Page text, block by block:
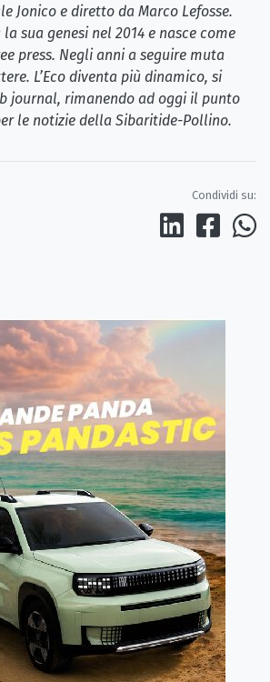
Jonico e diretto da Marco Lefosse.
sua genesi nel 2014 e nasce come
press. Negli anni a seguire muta
L’Eco diventa più dinamico, si
journal, rimanendo ad oggi il punto
le notizie della Sibaritide-Pollino.
Condividi su: